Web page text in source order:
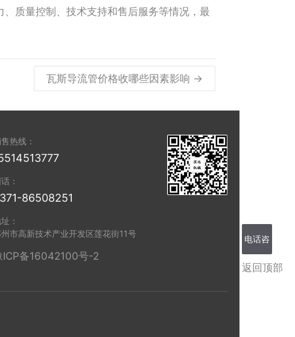
质量控制、技术支持和售后服务等情况，最
瓦斯导流管价格收哪些因素影响 →
热线：
：
86508251
：
市高新技术产业开发区莲花街11号
ICP备16042100号-2
电话咨
询
返回顶部